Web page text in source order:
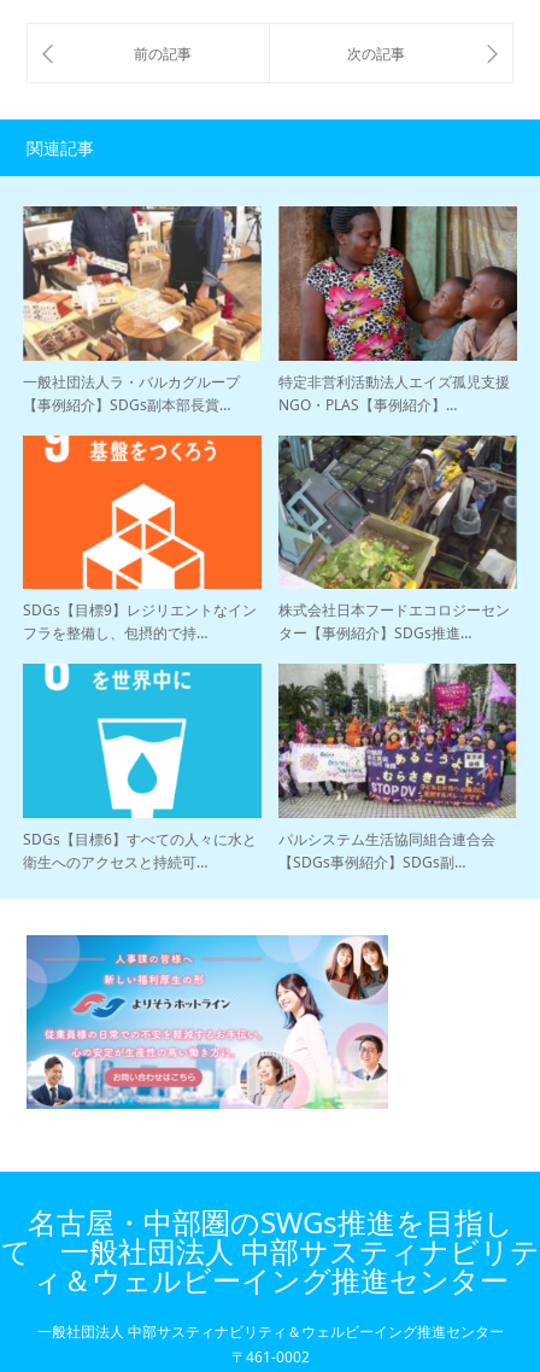
関連記事
一般社団法人ラ・バルカグループ
【事例紹介】SDGs副本部長賞…
特定非営利活動法人エイズ孤児支援
NGO・PLAS【事例紹介】…
SDGs【目標9】レジリエントなイン
フラを整備し、包摂的で持…
株式会社日本フードエコロジーセン
ター【事例紹介】SDGs推進…
SDGs【目標6】すべての人々に水と
衛生へのアクセスと持続可…
パルシステム生活協同組合連合会
【SDGs事例紹介】SDGs副…
名古屋・中部圏のSWGs推進を目指し
て 一般社団法人 中部サスティナビリテ
ィ＆ウェルビーイング推進センター
一般社団法人 中部サスティナビリティ＆ウェルビーイング推進センター
〒461-0002